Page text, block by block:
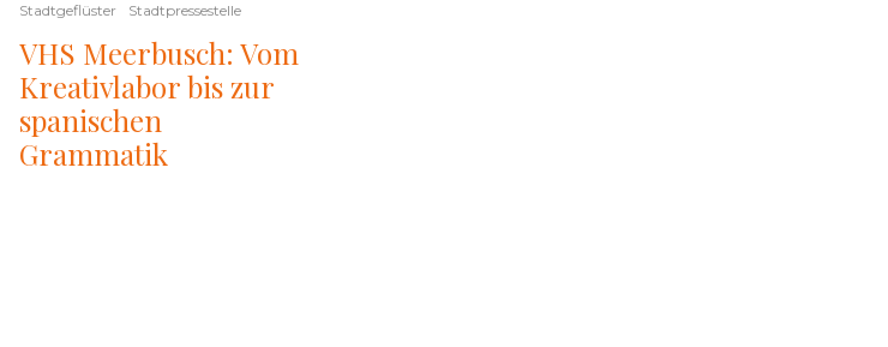
Stadtgeflüster Stadtpressestelle
VHS Meerbusch: Vom
Kreativlabor bis zur
spanischen
Grammatik